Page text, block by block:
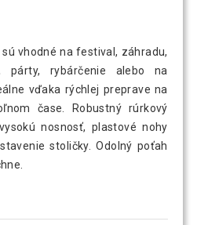
vhodné na festival, záhradu,
párty, rybárčenie alebo na
vďaka rýchlej preprave na
čase. Robustný rúrkový
nosnosť, plastové nohy
stoličky. Odolný poťah